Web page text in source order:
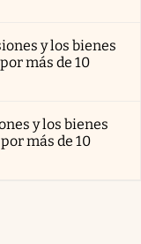
y los bienes
más de 10
y los bienes
más de 10